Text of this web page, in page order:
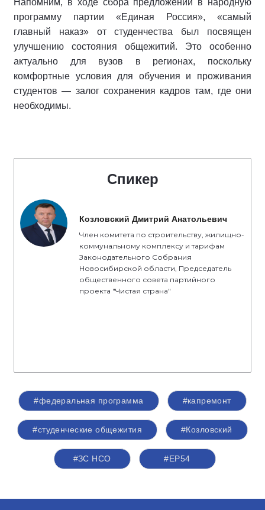
Напомним, в ходе сбора предложений в народную
программу партии «Единая Россия», «самый
главный наказ» от студенчества был посвящен
улучшению состояния общежитий. Это особенно
актуально для вузов в регионах, поскольку
комфортные условия для обучения и проживания
студентов — залог сохранения кадров там, где они
необходимы.
Спикер
Козловский Дмитрий Анатольевич
Член комитета по строительству, жилищно-
коммунальному комплексу и тарифам
Законодательного Собрания
Новосибирской области, Председатель
общественного совета партийного
проекта "Чистая страна"
#федеральная программа #капремонт
#студенческие общежития #Козловский
#ЗС НСО #ЕР54